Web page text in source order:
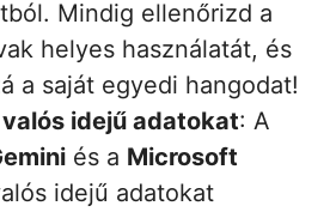
Mindig ellenőrizd a
helyes használatát, és
a saját egyedi hangodat!
idejű adatokat: A
és a Microsoft
idejű adatokat